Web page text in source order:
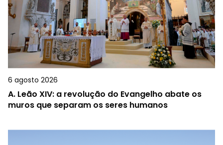
6 agosto 2026
A. Leão XIV: a revolução do Evangelho abate os
muros que separam os seres humanos